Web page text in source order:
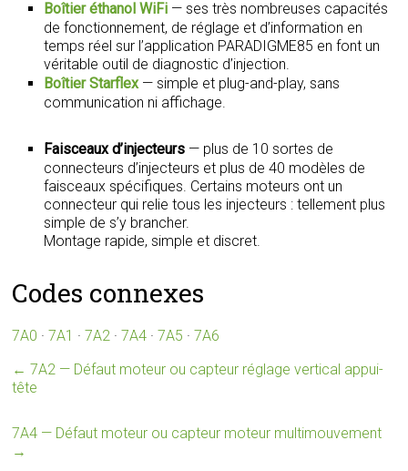
Boîtier éthanol WiFi — ses très nombreuses capacités
de fonctionnement, de réglage et d’information en
temps réel sur l’application PARADIGME85 en font un
véritable outil de diagnostic d’injection.
Boîtier Starflex— simple et plug-and-play, sans
communication ni affichage.
Faisceaux d’injecteurs — plus de 10 sortes de
connecteurs d’injecteurs et plus de 40 modèles de
faisceaux spécifiques. Certains moteurs ont un
connecteur qui relie tous les injecteurs : tellement plus
simple de s’y brancher.
Montage rapide, simple et discret.
Codes connexes
7A0 ·7A1 ·7A2 ·7A4 ·7A5 ·7A6
← 7A2 — Défaut moteur ou capteur réglage vertical appui-
tête
7A4 — Défaut moteur ou capteur moteur multimouvement
→